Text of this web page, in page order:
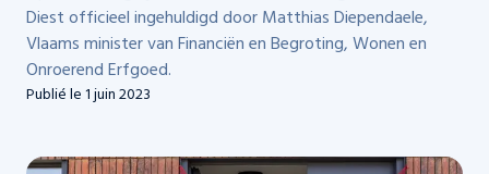
Diest officieel ingehuldigd door Matthias Diependaele,
Vlaams minister van Financiën en Begroting, Wonen en
Onroerend Erfgoed.
Publié le1 juin 2023